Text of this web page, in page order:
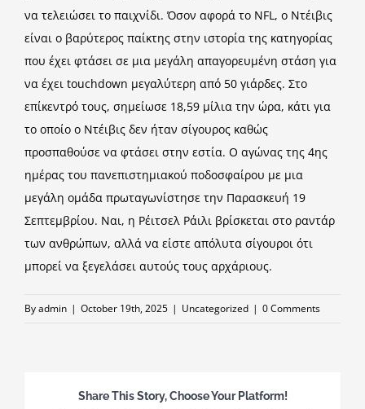
να τελειώσει το παιχνίδι. Όσον αφορά το NFL, ο Ντέιβις
είναι ο βαρύτερος παίκτης στην ιστορία της κατηγορίας
που έχει φτάσει σε μια μεγάλη απαγορευμένη στάση για
να έχει touchdown μεγαλύτερη από 50 γιάρδες. Στο
επίκεντρό τους, σημείωσε 18,59 μίλια την ώρα, κάτι για
το οποίο ο Ντέιβις δεν ήταν σίγουρος καθώς
προσπαθούσε να φτάσει στην εστία. Ο αγώνας της 4ης
ημέρας του πανεπιστημιακού ποδοσφαίρου με μια
μεγάλη ομάδα πρωταγωνίστησε την Παρασκευή 19
Σεπτεμβρίου. Ναι, η Ρέιτσελ Ράιλι βρίσκεται στο ραντάρ
των ανθρώπων, αλλά να είστε απόλυτα σίγουροι ότι
μπορεί να ξεγελάσει αυτούς τους αρχάριους.
Byadmin | October 19th, 2025 | Uncategorized | 0 Comments
Share This Story, Choose Your Platform!